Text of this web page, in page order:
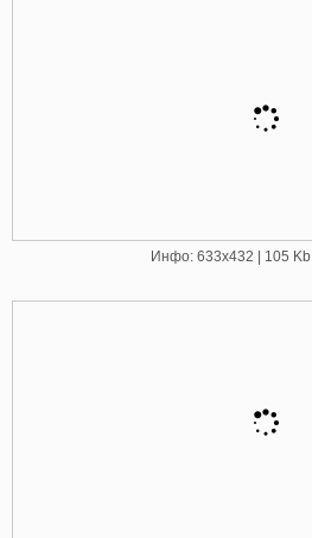
Инфо: 633х432 | 105 Kb